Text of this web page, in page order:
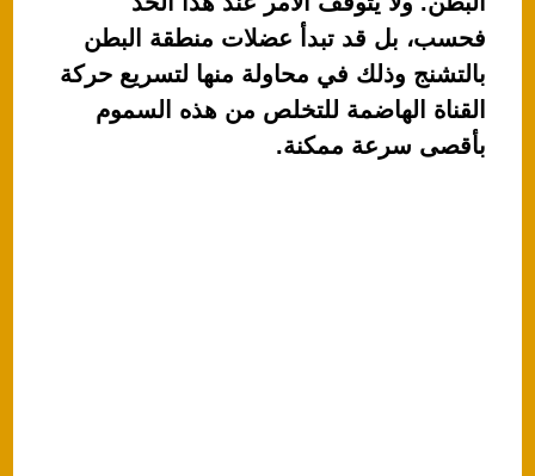
فحسب، بل قد تبدأ عضلات منطقة البطن
بالتشنج وذلك في محاولة منها لتسريع حركة
القناة الهاضمة للتخلص من هذه السموم
بأقصى سرعة ممكنة.